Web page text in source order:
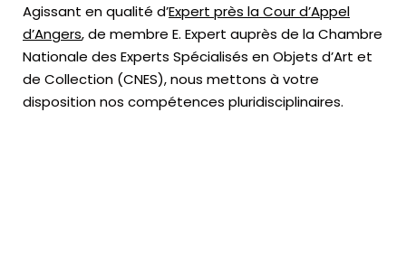
Agissant en qualité d’Expert près la Cour d’Appel
d’Angers, de membre E. Expert auprès de laChambre
Nationale des Experts Spécialisés en Objets d’Art et
de Collection (CNES),nous mettons à votre
disposition nos compétences pluridisciplinaires.